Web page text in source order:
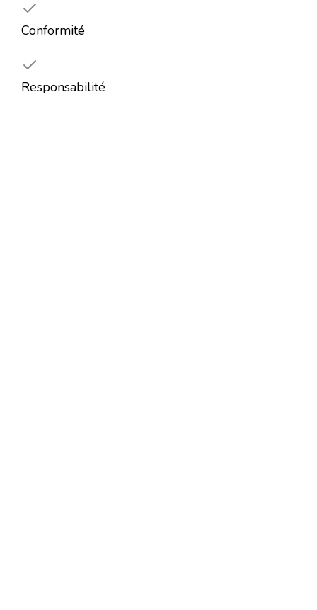
Conformité
Responsabilité